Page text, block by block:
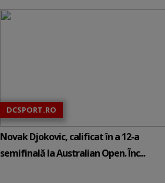
DCSPORT.RO
Novak Djokovic, calificat în a 12-a
semifinală la Australian Open. Înc...